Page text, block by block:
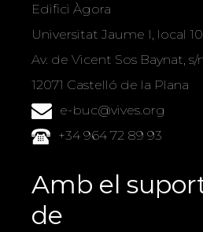
Edifici Àgora
Universitat Jaume I, local 10
Av. de Vicent Sos Baynat, s/
12071 Castelló de la Plana
e-buc@vives.org
+34 964 72 89 93
Amb el
de